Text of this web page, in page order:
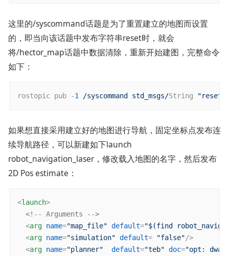
这里的/syscommand话题是为了重置建立的地图而设置
的，即当向该话题中发布字符串reset时，就会
将/hector_map话题中数据清除，重新开始建图，完整命令
如下：
rostopic pub -1 /syscommand std_msgs/String "reset"
如果想直接采用建立好的地图进行导航，固定坐标点发布连
续导航路径，可以新建如下launch
robot_navigation_laser，修改载入地图的名字，然后发布
2D Pos estimate：
<launch>
<!-- Arguments -->
<arg name="map_file" default="$(find
<arg name="simulation" default= "false"/>
<arg name="planner" default="teb" doc="opt: